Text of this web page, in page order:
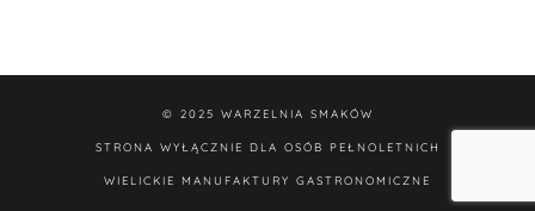
© 2025 WARZELNIA SMAKÓW
STRONA WYŁĄCZNIE DLA OSÓB PEŁNOLETNICH
WIELICKIE MANUFAKTURY GASTRONOMICZNE